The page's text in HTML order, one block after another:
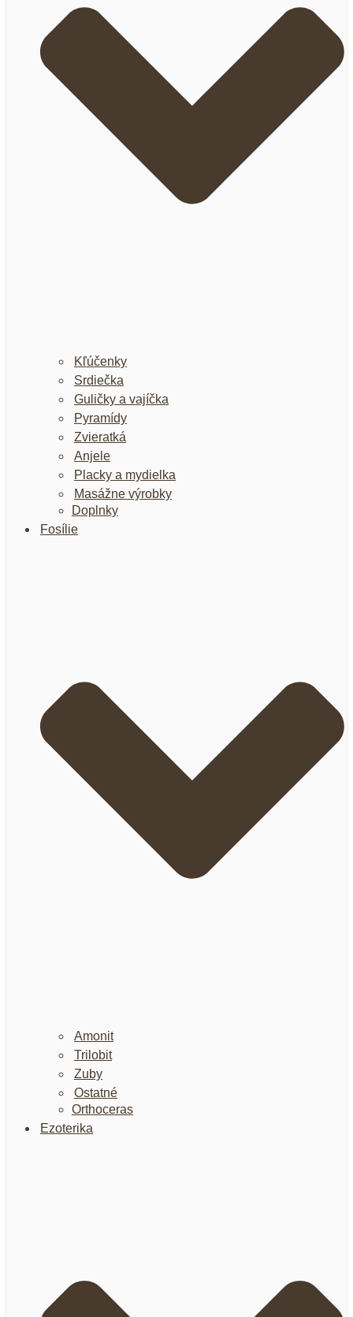
Kľúčenky
Srdiečka
Guličky a vajíčka
Pyramídy
Zvieratká
Anjele
Placky a mydielka
Masážne výrobky
Doplnky
Fosílie
Amonit
Trilobit
Zuby
Ostatné
Orthoceras
Ezoterika